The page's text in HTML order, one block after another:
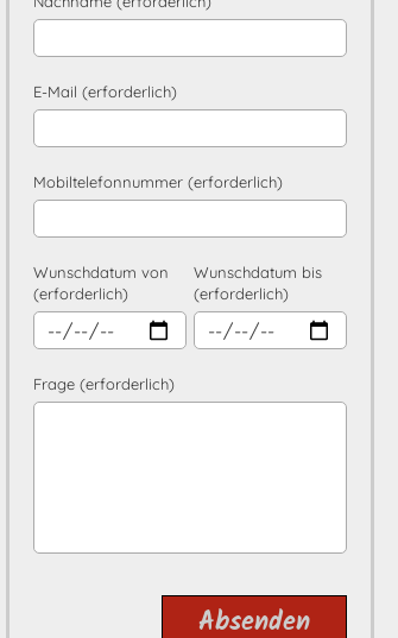
E-Mail (erforderlich)
Mobiltelefonnummer (erforderlich)
Wunschdatum von
(erforderlich)
Wunschdatum bis
(erforderlich)
Frage (erforderlich)